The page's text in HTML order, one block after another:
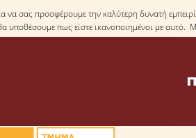
να σας προσφέρουμε την καλύτερη δυνατή
υποθέσουμε πως είστε ικανοποιημένοι με αυτό.